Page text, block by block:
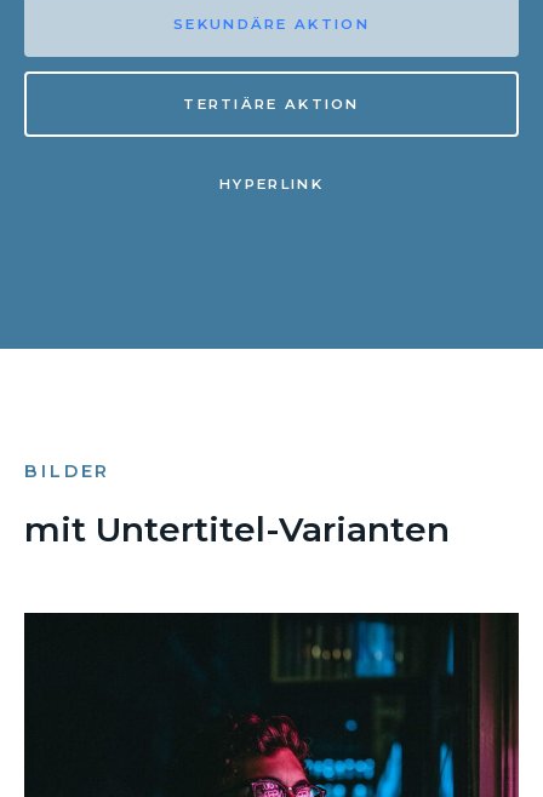
SEKUNDÄRE AKTION
TERTIÄRE AKTION
HYPERLINK
BILDER
mit Untertitel-Varianten